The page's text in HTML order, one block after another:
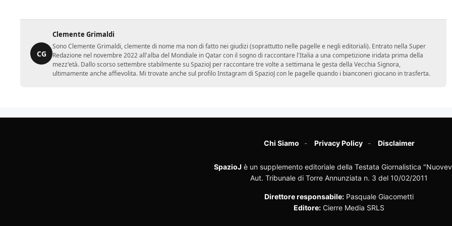
CG
Clemente Grimaldi
Sono Clemente Grimaldi, clemente di nome ma non di fatto nei giudizi (soprattutto nelle pagelle e negli editoriali). Entrato nella Super
Redazione nel novembre 2022 all'alba del Mondiale in Qatar con il sogno di raccontare l'Italia a una competizione iridata prima della
mezz'età. Dallo scorso settembre stabilmente su SpazioJ per raccontare tre volte a settimana le gesta della Vecchia Signora,
ultimamente anche affievolita. Mi trovate anche sul profilo Instagram di SpazioJ con le pagelle quando i bianconeri giocano in trasferta.
Chi Siamo Privacy Policy Disclaimer
SpazioJ è un supplemento editoriale della Testata Giornalistica
Aut. Tribunale di Torre Annunziata n. 3 del 10/02/2011
Direttore responsabile: Pasquale Giacometti
Editore: Cierre Media SRLS